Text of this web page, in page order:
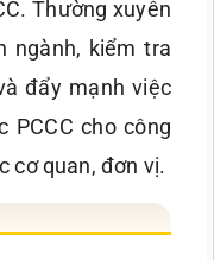
Thường xuyên
ngành, kiểm tra
đẩy mạnh việc
PCCC cho công
cơ quan, đơn vị.